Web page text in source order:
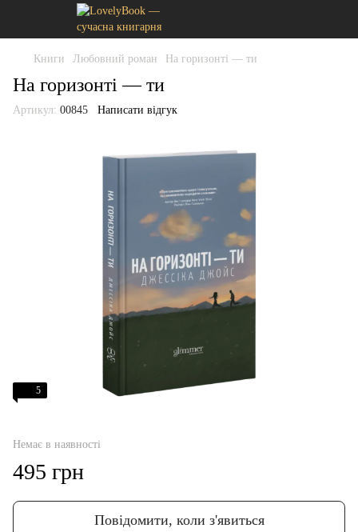
Книги Любовний роман На горизонті — ти
На горизонті — ти
Артикул: 00845 Написати відгук
5
Немає в наявності
495 грн
Повідомити, коли з'явиться